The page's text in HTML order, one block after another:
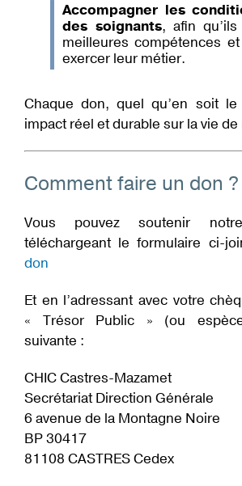
Accompagner les
des soignants, afin
meilleures compétences
exercer leur métier.
Chaque don, quel qu’en soit
impact réel et durable sur la vie
Comment faire un don ?
Vous pouvez soutenir
téléchargeant le formulaire ci-
don
Et en l’adressant avec votre
« Trésor Public » (ou
suivante :
CHIC Castres-Mazamet
Secrétariat Direction Générale
6 avenue de la Montagne Noire
BP 30417
81108 CASTRES Cedex